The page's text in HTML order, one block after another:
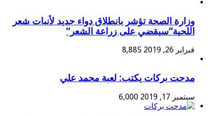
وزارة الصحة تؤشر بانطلاق دواء جديد لأنبات شعر
اللحية”سيقضي على زراعة الشعر”
فبراير 26, 2019 8,885
مدحت بركات يكتب: لعبة محمد علي
سبتمبر 17, 2019 6,000